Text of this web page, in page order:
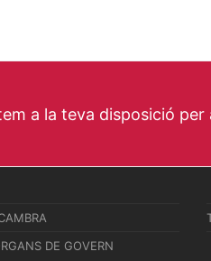
a la teva disposició
DE GOVERN